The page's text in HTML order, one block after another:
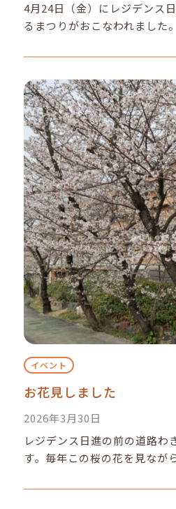
4月24日（金）にレジデンス
るまつりがおこなわれました
イベント
お花見しました
2026年3月30日
レジデンス日進の前の道路わ
す。毎年この桜の花を見なが